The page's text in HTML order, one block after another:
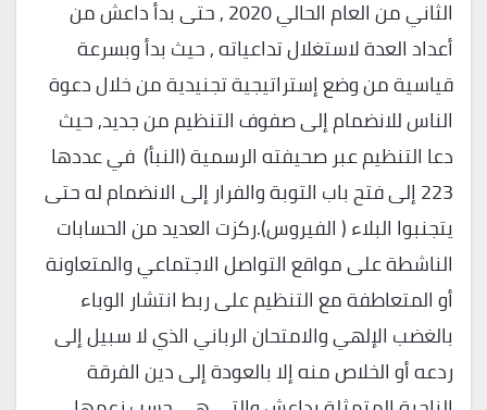
الثاني من العام الحالي 2020 , حتى بدأ داعش من
أعداد العدة لاستغلال تداعياته , حيث بدأ وبسرعة
قياسية من وضع إستراتيجية تجنيدية من خلال دعوة
الناس للانضمام إلى صفوف التنظيم من جديد, حيث
دعا التنظيم عبر صحيفته الرسمية (النبأ) في عددها
223 إلى فتح باب التوبة والفرار إلى الانضمام له حتى
يتجنبوا البلاء ( الفيروس).ركزت العديد من الحسابات
الناشطة على مواقع التواصل الاجتماعي والمتعاونة
أو المتعاطفة مع التنظيم على ربط انتشار الوباء
بالغضب الإلهي والامتحان الرباني الذي لا سبيل إلى
ردعه أو الخلاص منه إلا بالعودة إلى دين الفرقة